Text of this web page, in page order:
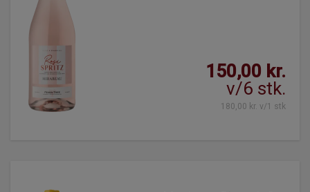
150,00 kr.
v/6 stk.
180,00 kr. v/1 stk